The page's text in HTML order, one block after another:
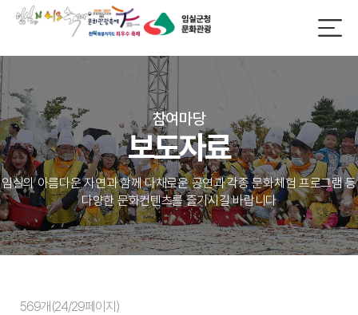
참여마당
보도자료
임실의 아름다운 자연과 함께 다채로운 공연과 각종 문화체험 프로그램 등
다양한 문화컨텐츠를 즐기시길 바랍니다
569개(24/29페이지)